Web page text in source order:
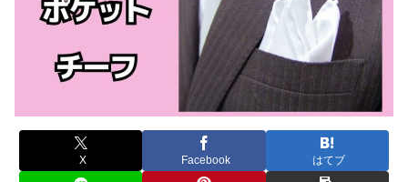
X Facebook はてブ